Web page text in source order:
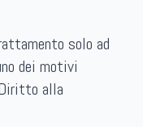
solo ad
dei motivi
alla